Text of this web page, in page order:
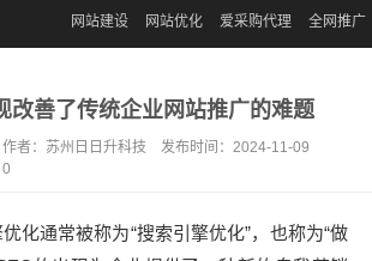
网站建设 网站优化 爱采购代理 全网推广
改善了传统企业网站推广的难题
者：苏州日日升科技 发布时间：2024-11-09
0
通常被称为“搜索引擎优化”，也称为“做